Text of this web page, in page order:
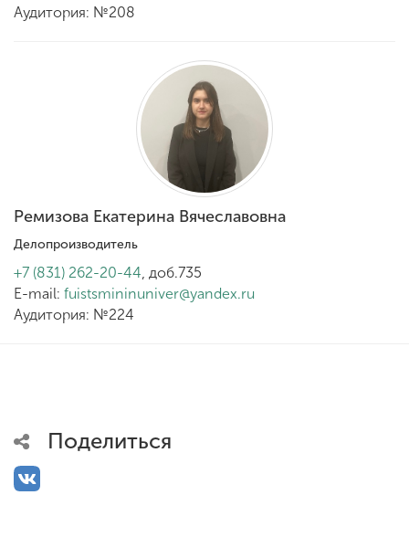
Аудитория: №208
Ремизова Екатерина Вячеславовна
Делопроизводитель
+7 (831) 262-20-44, доб.735
E-mail: fuistsmininuniver@yandex.ru
Аудитория: №224
Поделиться